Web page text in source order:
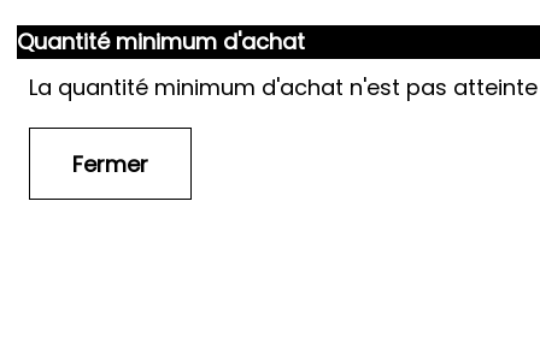
Quantité minimum d'achat
La quantité minimum d'achat n'est pas atteinte